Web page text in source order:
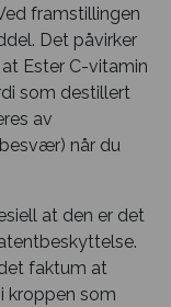
framstillingen
Det påvirker
Ester C-vitamin
som destillert
av
når du
at den er det
faktum at
kroppen som